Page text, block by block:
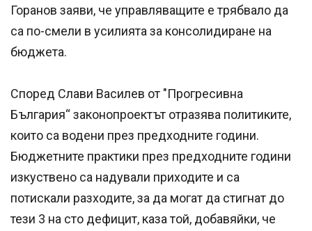
Горанов заяви, че управляващите е трябвало да
са по-смели в усилията за консолидиране на
бюджета.
Според Слави Василев от "Прогресивна
България“ законопроектът отразява политиките,
които са водени през предходните години.
Бюджетните практики през предходните години
изкуствено са надували приходите и са
потискали разходите, за да могат да стигнат до
тези 3 на сто дефицит, каза той, добавяйки, че